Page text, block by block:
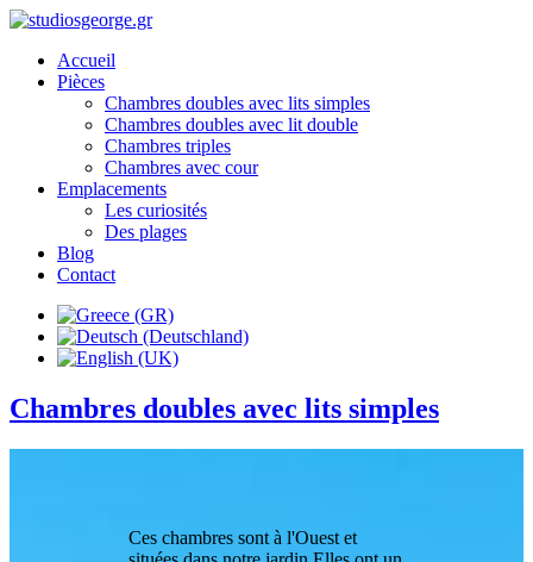
Accueil
Pièces
Chambres doubles avec lits simples
Chambres doubles avec lit double
Chambres triples
Chambres avec cour
Emplacements
Les curiosités
Des plages
Blog
Contact
Chambres doubles avec lits simples
Ces chambres sont à l'Ouest et